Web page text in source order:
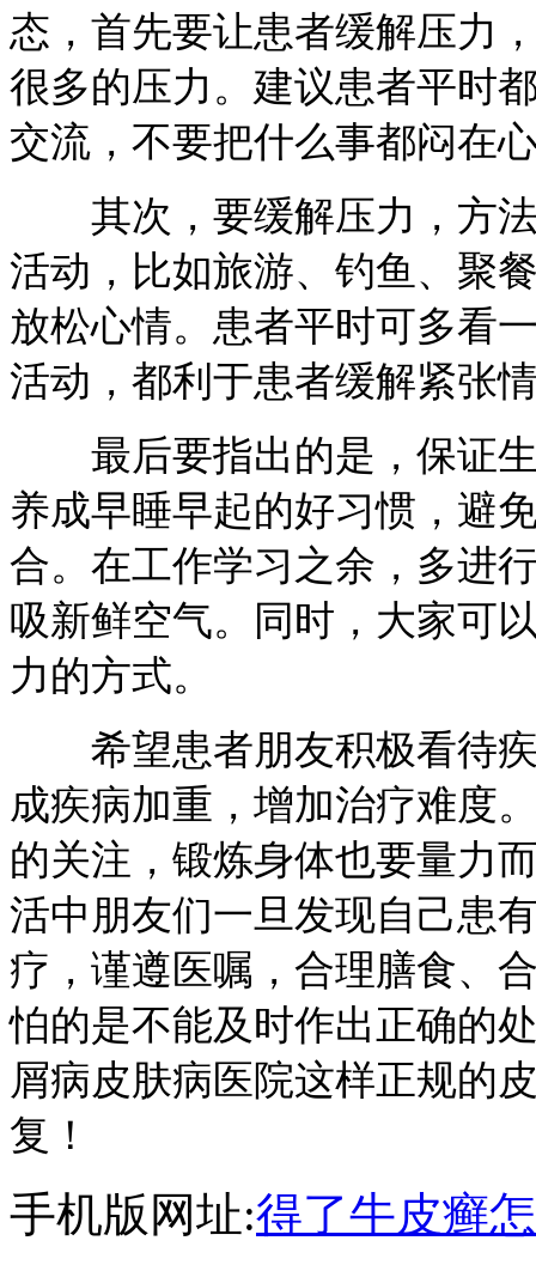
态，首先要让患者缓解压力
很多的压力。建议患者平时
交流，不要把什么事都闷在
其次，要缓解压力，方法
活动，比如旅游、钓鱼、聚
放松心情。患者平时可多看
活动，都利于患者缓解紧张
最后要指出的是，保证生
养成早睡早起的好习惯，避
合。在工作学习之余，多进
吸新鲜空气。同时，大家可
力的方式。
希望患者朋友积极看待疾
成疾病加重，增加治疗难度
的关注，锻炼身体也要量力
活中朋友们一旦发现自己患
疗，谨遵医嘱，合理膳食、
怕的是不能及时作出正确的
屑病皮肤病医院这样正规的
复！
手机版网址:得了牛皮癣